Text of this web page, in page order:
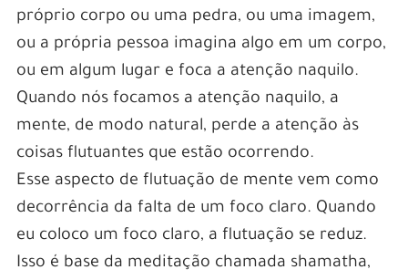
próprio corpo ou uma pedra, ou uma imagem,
ou a própria pessoa imagina algo em um corpo,
ou em algum lugar e foca a atenção naquilo.
Quando nós focamos a atenção naquilo, a
mente, de modo natural, perde a atenção às
coisas flutuantes que estão ocorrendo.
Esse aspecto de flutuação de mente vem como
decorrência da falta de um foco claro. Quando
eu coloco um foco claro, a flutuação se reduz.
Isso é base da meditação chamada shamatha,